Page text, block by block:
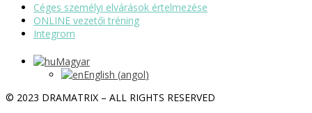
Céges személyi elvárások értelmezése
ONLINE vezetői tréning
Integrom
Magyar
English (angol)
© 2023 DRAMATRIX – ALL RIGHTS RESERVED